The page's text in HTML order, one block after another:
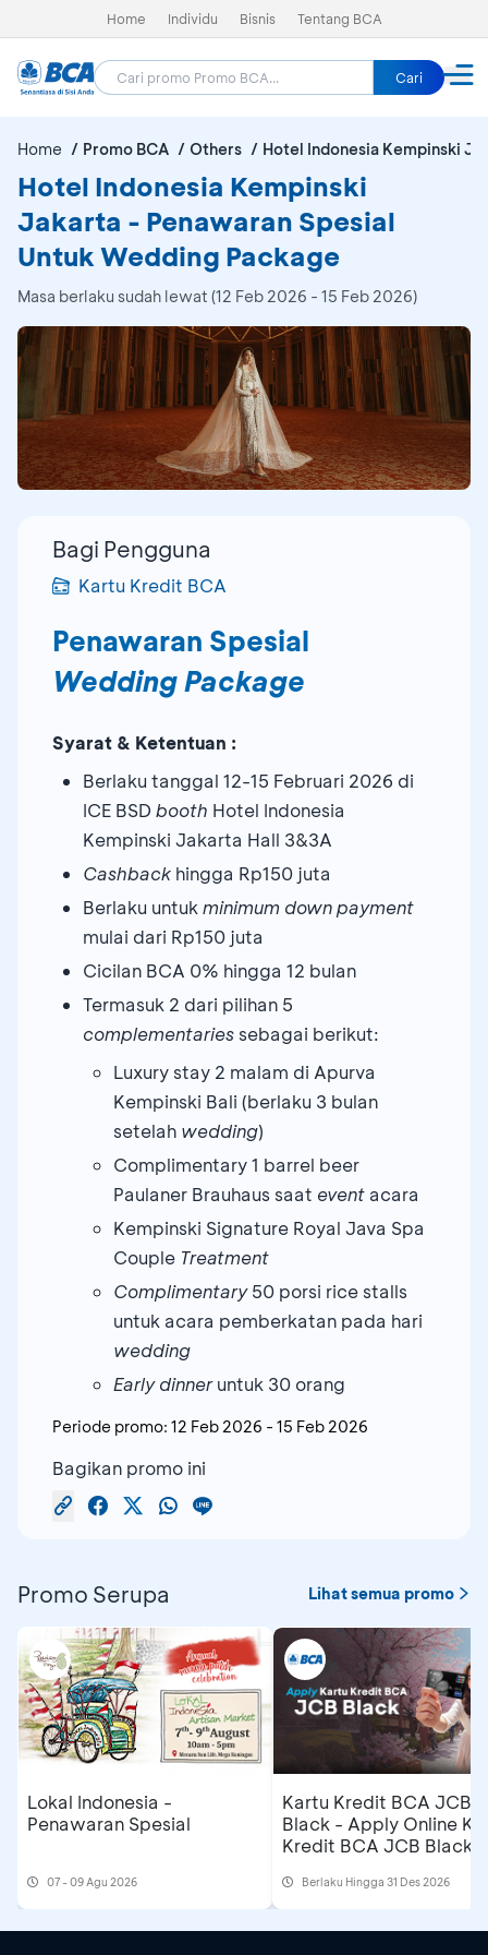
Home Individu Bisnis Tentang BCA
Cari
Home Promo BCA Others Hotel Indonesia Kempinski
Hotel Indonesia Kempinski
Jakarta - Penawaran Spesial
Untuk Wedding Package
Masa berlaku sudah lewat (12 Feb 2026 - 15 Feb 2026)
Bagi Pengguna
Kartu Kredit BCA
Penawaran Spesial
Wedding Package
Syarat & Ketentuan :
Berlaku tanggal 12-15 Februari 2026 di
ICE BSD booth Hotel Indonesia
Kempinski Jakarta Hall 3&3A
Cashback hingga Rp150 juta
Berlaku untuk minimum down payment
mulai dari Rp150 juta
Cicilan BCA 0% hingga 12 bulan
Termasuk 2 dari pilihan 5
complementaries sebagai berikut:
Luxury stay 2 malam di Apurva
Kempinski Bali (berlaku 3 bulan
setelah wedding)
Complimentary 1 barrel beer
Paulaner Brauhaus saat event acara
Kempinski Signature Royal Java Spa
Couple Treatment
Complimentary50 porsi rice stalls
untuk acara pemberkatan pada hari
wedding
Early dinneruntuk 30 orang
Periode promo: 12 Feb 2026 - 15 Feb 2026
Bagikan promo ini
Promo Serupa Lihat semua promo
Lokal Indonesia -
Penawaran Spesial
07 - 09 Agu 2026
Kartu Kredit BCA JCB
Black - Apply Online
Kredit BCA JCB Black
Rp500 Ribu
Berlaku Hingga 31 Des 2026